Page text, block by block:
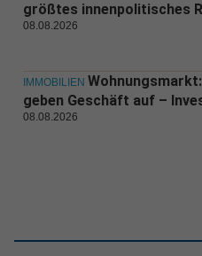
größtes innenpolitisches
08.08.2026
IMMOBILIEN
geben Geschäft auf –
08.08.2026